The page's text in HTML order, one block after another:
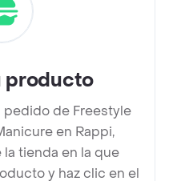
producto
pedido de Freestyle
en Rappi,
tienda en la que
y haz clic en el